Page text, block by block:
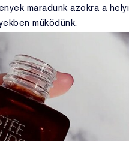
maradunk azokra a helyi
működünk.